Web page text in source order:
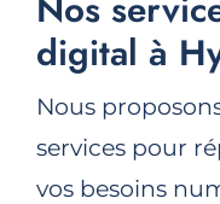
digital à
Nous
services pour
vos besoins